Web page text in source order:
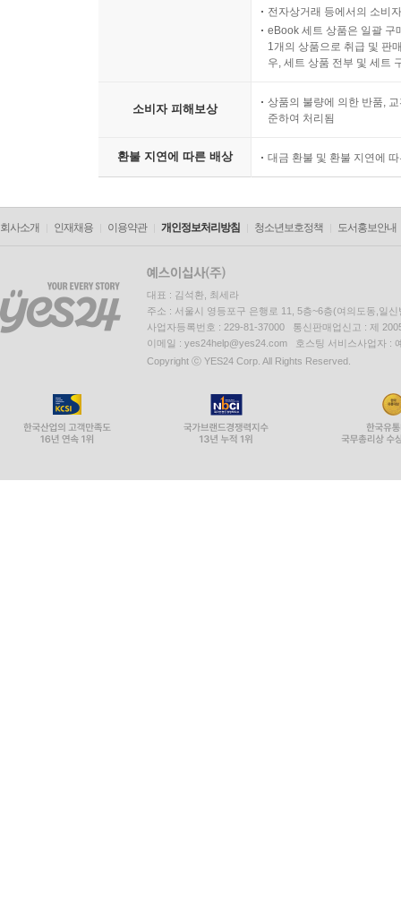
전자상거래 등에서의 소비
eBook 세트 상품은 일괄 구
1개의 상품으로 취급 및 판
우, 세트 상품 전부 및 세트
소비자 피해보상
상품의 불량에 의한 반품,
준하여 처리됨
환불 지연에 따른 배상 대금 환불 및 환불 지연에
회사소개 인재채용 이용약관 개인정보처리방침 청소년보호정책 도서홍보안내
대표 : 김석환, 최세라
주소 : 서울시 영등포구 은행로 11, 5층~6층(여의도동,일신
사업자등록번호 : 229-81-37000 통신판매업신고 : 제
이메일 : yes24help@yes24.com 호스팅 서비스사업자 :
Copyright ⓒ YES24 Corp. All Rights Reserved.